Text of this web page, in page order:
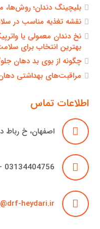
بلیچینگ دندان؛ روش‌ها،
نقشه تغذیه مناسب در
نخ دندان معمولی یا
بهترین انتخاب برای
چگونه از بوی بد دهان
مراقبت‌های بهداشتی
اطلاعات تماس
اصفهان، خ رباط
03134404756 – 09138299023
heydari.ir